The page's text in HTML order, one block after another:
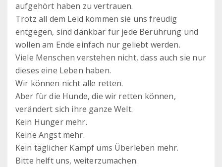
aufgehört haben zu vertrauen.
Trotz all dem Leid kommen sie uns freudig
entgegen, sind dankbar für jede Berührung und
wollen am Ende einfach nur geliebt werden.
Viele Menschen verstehen nicht, dass auch sie nur
dieses eine Leben haben.
Wir können nicht alle retten.
Aber für die Hunde, die wir retten können,
verändert sich ihre ganze Welt.
Kein Hunger mehr.
Keine Angst mehr.
Kein täglicher Kampf ums Überleben mehr.
Bitte helft uns, weiterzumachen.